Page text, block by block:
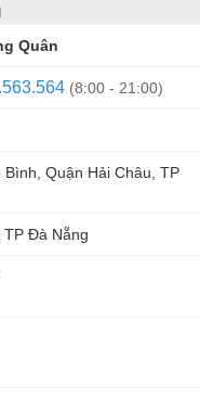
Quân
(8:00 - 21:00)
Quận Hải Châu, TP
TP Đà Nẵng